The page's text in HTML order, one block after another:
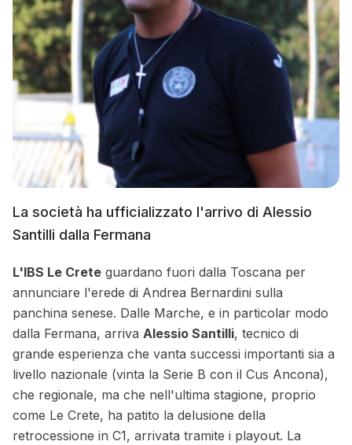
La società ha ufficializzato l'arrivo di Alessio
Santilli dalla Fermana
L'IBS Le Crete guardano fuori dalla Toscana per
annunciare l'erede di Andrea Bernardini sulla
panchina senese. Dalle Marche, e in particolar modo
dalla Fermana, arriva Alessio Santilli, tecnico di
grande esperienza che vanta successi importanti sia a
livello nazionale (vinta la Serie B con il Cus Ancona),
che regionale, ma che nell'ultima stagione, proprio
come Le Crete, ha patito la delusione della
retrocessione in C1, arrivata tramite i playout. La